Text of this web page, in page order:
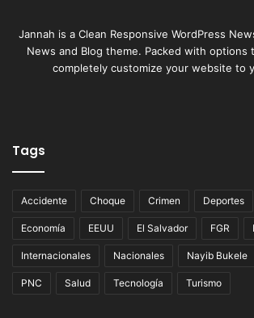
Jannah is a Clean Responsive WordPress
News and Blog theme. Packed with options
completely customize your website to
Tags
Accidente Choque Crimen Deportes
Economía EEUU El Salvador FGR
Internacionales Nacionales Nayib Bukele
PNC Salud Tecnología Turismo